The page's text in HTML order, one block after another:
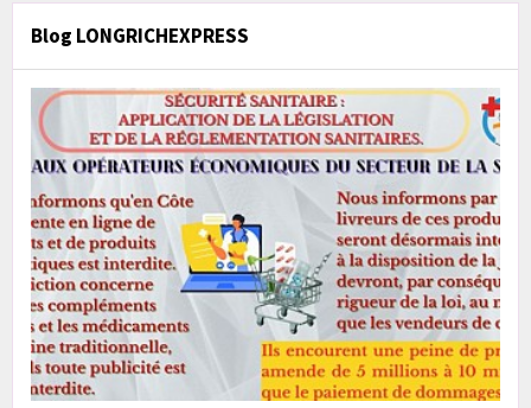
Blog LONGRICHEXPRESS